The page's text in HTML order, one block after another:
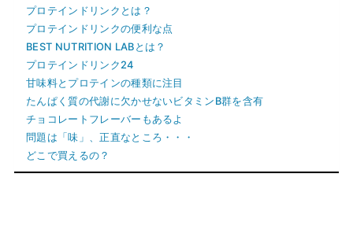
プロテインドリンクとは？
プロテインドリンクの便利な点
BEST NUTRITION LABとは？
プロテインドリンク24
甘味料とプロテインの種類に注目
たんぱく質の代謝に欠かせないビタミンB群を含有
チョコレートフレーバーもあるよ
問題は「味」、正直なところ・・・
どこで買えるの？